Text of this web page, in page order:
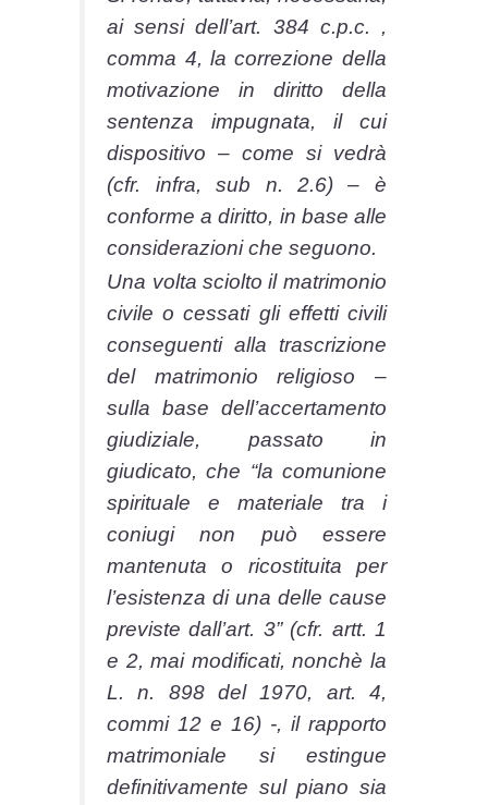
ai sensi dell’art. 384 c.p.c. ,
comma 4, la correzione della
motivazione in diritto della
sentenza impugnata, il cui
dispositivo – come si vedrà
(cfr. infra, sub n. 2.6) – è
conforme a diritto, in base alle
considerazioni che seguono.
Una volta sciolto il matrimonio
civile o cessati gli effetti civili
conseguenti alla trascrizione
del matrimonio religioso –
sulla base dell’accertamento
giudiziale, passato in
giudicato, che “la comunione
spirituale e materiale tra i
coniugi non può essere
mantenuta o ricostituita per
l’esistenza di una delle cause
previste dall’art. 3” (cfr. artt. 1
e 2, mai modificati, nonchè la
L. n. 898 del 1970, art. 4,
commi 12 e 16) -, il rapporto
matrimoniale si estingue
definitivamente sul piano sia